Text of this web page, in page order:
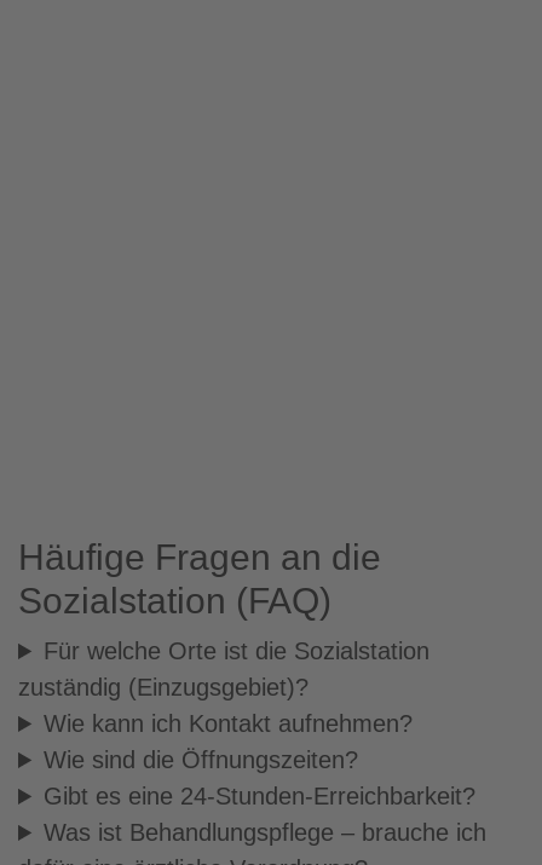
Häufige Fragen an die
Sozialstation (FAQ)
Für welche Orte ist die Sozialstation
zuständig (Einzugsgebiet)?
Wie kann ich Kontakt aufnehmen?
Wie sind die Öffnungszeiten?
Gibt es eine 24-Stunden-Erreichbarkeit?
Was ist Behandlungspflege – brauche ich